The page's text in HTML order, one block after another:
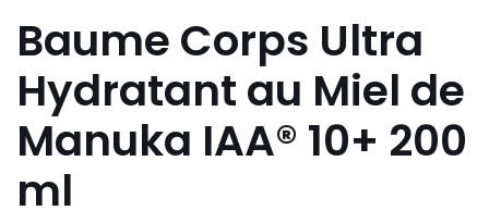
Baume Corps Ultra
Hydratant au Miel de
Manuka IAA® 10+ 200
ml